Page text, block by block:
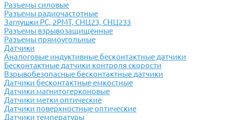
Разъемы силовые
Разъемы радиочастотные
Заглушки РС, 2РМТ, СНЦ23, СНЦ233
Разъемы взрывозащищенные
Разъемы прямоугольные
Датчики
Аналоговые индуктивные бесконтактные датчики
Бесконтактные датчики контроля скорости
Взрывобезопасные бесконтактные датчики
Датчики бесконтактные емкостные
Датчики магнитогерконовые
Датчики метки оптические
Датчики поверхностные оптические
Датчики температуры